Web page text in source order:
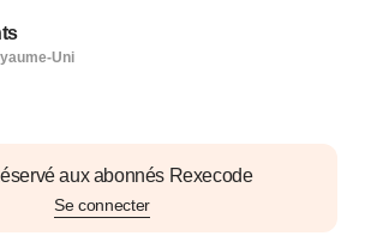
aux abonnés Rexecode
Se connecter
Uni